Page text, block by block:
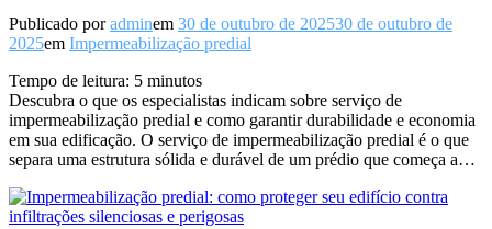
Publicado poradminem 30 de outubro de 202530 de outubro de
2025em Impermeabilização predial
Tempo de leitura: 5 minutos
Descubra o que os especialistas indicam sobre serviço de
impermeabilização predial e como garantir durabilidade e economia
em sua edificação. O serviço de impermeabilização predial é o que
separa uma estrutura sólida e durável de um prédio que começa a…